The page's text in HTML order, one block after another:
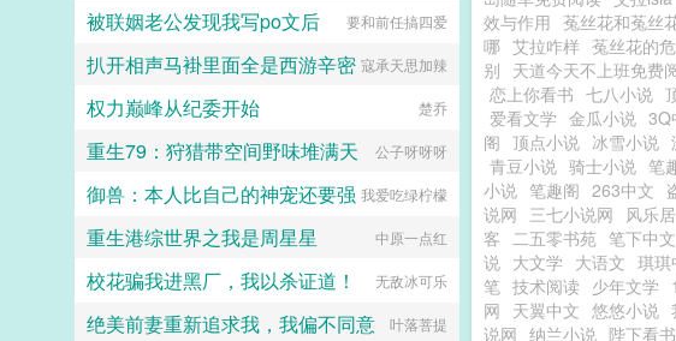
效与作用 菟丝花和菟丝
哪 艾拉咋样 菟丝花的
别 天道今天不上班免费
恋上你看书 七八小说
爱看文学 金瓜小说 3Q
阁 顶点小说 冰雪小说
青豆小说 骑士小说 笔
小说 笔趣阁 263中文
说网 三七小说网 风乐居
客 二五零书苑 笔下中文
说 大文学 大语文 琪琪
笔 技术阅读 少年文学
网 天翼中文 悠悠小说
说网 纳兰小说 陛下看书
被联姻老公发现我写po文后 要和前任搞四爱
扒开相声马褂里面全是西游辛密 寇承天思加辣
权力巅峰从纪委开始 楚乔
重生79：狩猎带空间野味堆满天 公子呀呀呀
御兽：本人比自己的神宠还要强 我爱吃绿柠檬
重生港综世界之我是周星星 中原一点红
校花骗我进黑厂，我以杀证道！ 无敌冰可乐
绝美前妻重新追求我，我偏不同意 叶落菩提